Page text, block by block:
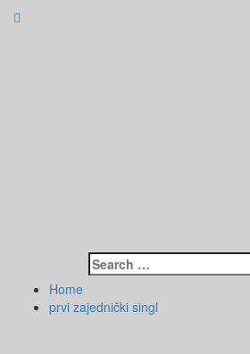
Search
for:
Home
prvi zajednički singl